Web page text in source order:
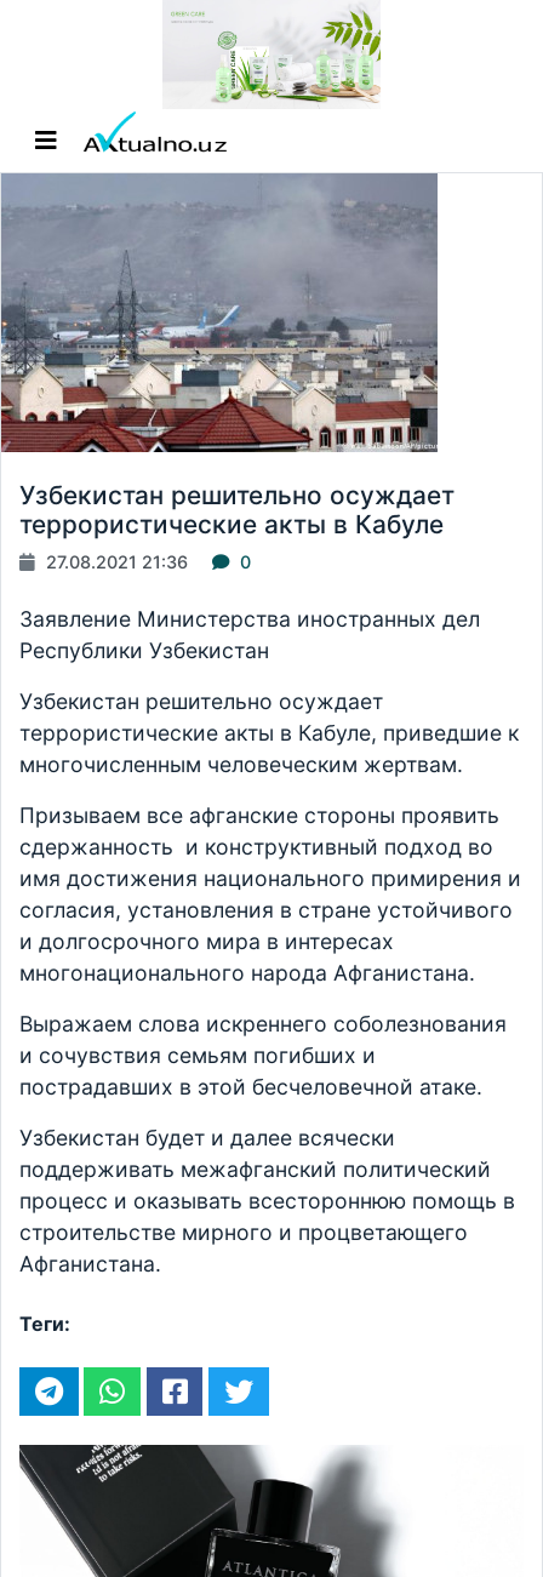
Узбекистан решительно осуждает
террористические акты в Кабуле
27.08.2021 21:36 0
Заявление Министерства иностранных дел
Республики Узбекистан
Узбекистан решительно осуждает
террористические акты в Кабуле, приведшие к
многочисленным человеческим жертвам.
Призываем все афганские стороны проявить
сдержанность и конструктивный подход во
имя достижения национального примирения и
согласия, установления в стране устойчивого
и долгосрочного мира в интересах
многонационального народа Афганистана.
Выражаем слова искреннего соболезнования
и сочувствия семьям погибших и
пострадавших в этой бесчеловечной атаке.
Узбекистан будет и далее всячески
поддерживать межафганский политический
процесс и оказывать всестороннюю помощь в
строительстве мирного и процветающего
Афганистана.
Теги: